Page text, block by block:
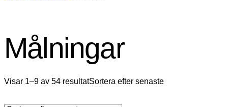
Målningar
Visar 1–9 av 54 resultatSortera efter senaste